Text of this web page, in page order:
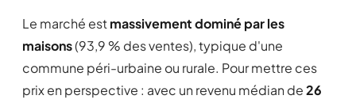
Le marché estmassivement dominé par les
maisons(93,9 % des ventes), typique d'une
commune péri-urbaine ou rurale. Pour mettre ces
prix en perspective : avec un revenu médian de26